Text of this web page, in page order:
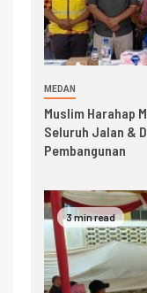
MEDAN
Muslim Harahap
Seluruh Jalan &
Pembangunan
3 min read